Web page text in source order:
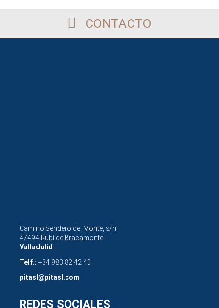
CONTACTO
Camino Sendero del Monte, s/n
47494 Rubí de Bracamonte
Valladolid
Telf.: +34 983 82 42 40
pitasl@pitasl.com
REDES SOCIALES